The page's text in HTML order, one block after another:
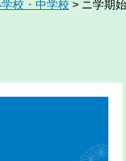
校・中学校 > ニ学期